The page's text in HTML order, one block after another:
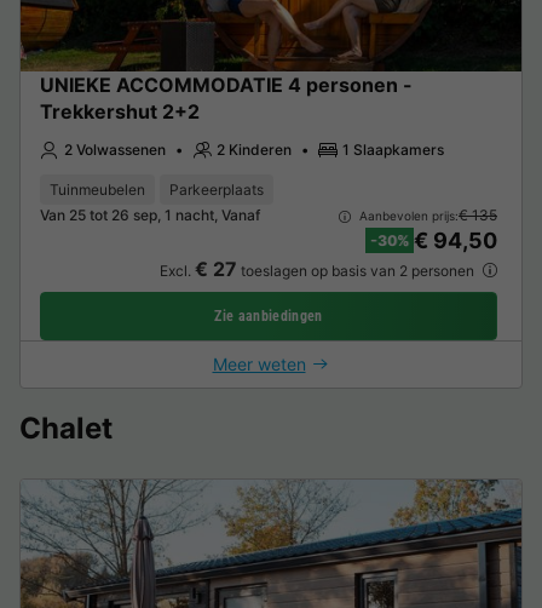
UNIEKE ACCOMMODATIE 4 personen -
Trekkershut 2+2
2 Volwassenen 2 Kinderen 1 Slaapkamers
Tuinmeubelen
Parkeerplaats
Van 25 tot 26 sep, 1 nacht, Vanaf
Aanbevolen prijs:€ 135
-30% € 94,50
Excl. € 27 toeslagen op basis van 2 personen
Zie aanbiedingen
Meer weten
Chalet